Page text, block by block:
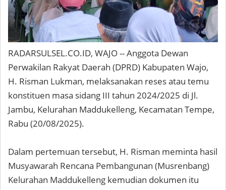
RADARSULSEL.CO.ID, WAJO -- Anggota Dewan
Perwakilan Rakyat Daerah (DPRD) Kabupaten Wajo,
H. Risman Lukman, melaksanakan reses atau temu
konstituen masa sidang III tahun 2024/2025 di Jl.
Jambu, Kelurahan Maddukelleng, Kecamatan Tempe,
Rabu (20/08/2025).
Dalam pertemuan tersebut, H. Risman meminta hasil
Musyawarah Rencana Pembangunan (Musrenbang)
Kelurahan Maddukelleng kemudian dokumen itu